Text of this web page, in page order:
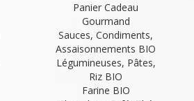
Panier Cadeau
Gourmand
Sauces, Condiments,
Assaisonnements BIO
Légumineuses, Pâtes,
Riz BIO
Farine BIO